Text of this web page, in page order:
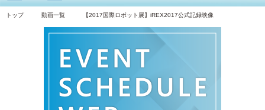
トップ 動画一覧 【2017国際ロボット展】iREX2017公式記録映像